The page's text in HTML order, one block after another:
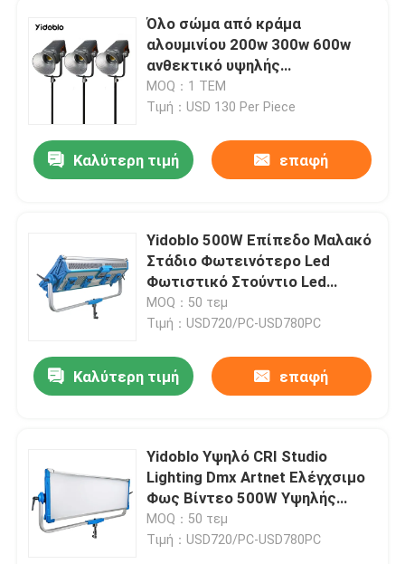
Σπίτι
Βίντεο
Όλο σώμα από κράμα
αλουμινίου 200w 300w 600w
ανθεκτικό υψηλής
φωτεινότητας ημερήσιο φως
Φωτογραφία φώτα για
MOQ：1 ΤΕΜ
Τιμή：USD 130 Per Piece
Καλύτερη τιμή επαφή
Yidoblo 500W Επίπεδο Μαλακό
Στάδιο Φωτεινότερο Led
Φωτιστικό Στούντιο Led
Φωτιστικό Βίντεο Φορητό
Φωτιστικό Στούντιο
MOQ：50 τεμ
Τιμή：USD720/PC-USD780PC
Καλύτερη τιμή επαφή
Yidoblo Υψηλό CRI Studio
Lighting Dmx Artnet Ελέγχσιμο
Φως Βίντεο 500W Υψηλής
ισχύος Διοχρωματικό LED Soft
Panel Φως
MOQ：50 τεμ
Τιμή：USD720/PC-USD780PC